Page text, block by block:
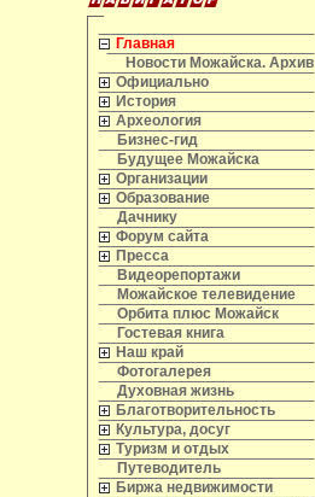
Главная
Новости Можайска. Архив
Официально
История
Археология
Бизнес-гид
Будущее Можайска
Организации
Образование
Дачнику
Форум сайта
Пресса
Видеорепортажи
Можайское телевидение
Орбита плюс Можайск
Гостевая книга
Наш край
Фотогалерея
Духовная жизнь
Благотворительность
Культура, досуг
Туризм и отдых
Путеводитель
Биржа недвижимости